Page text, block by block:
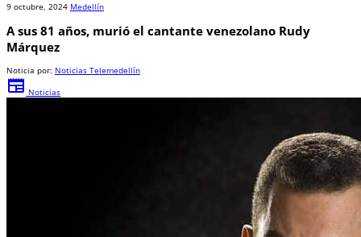
9 octubre, 2024 Medellín
A sus 81 años, murió el cantante venezolano Rudy
Márquez
Noticia por: Noticias Telemedellín
newspaper Noticias